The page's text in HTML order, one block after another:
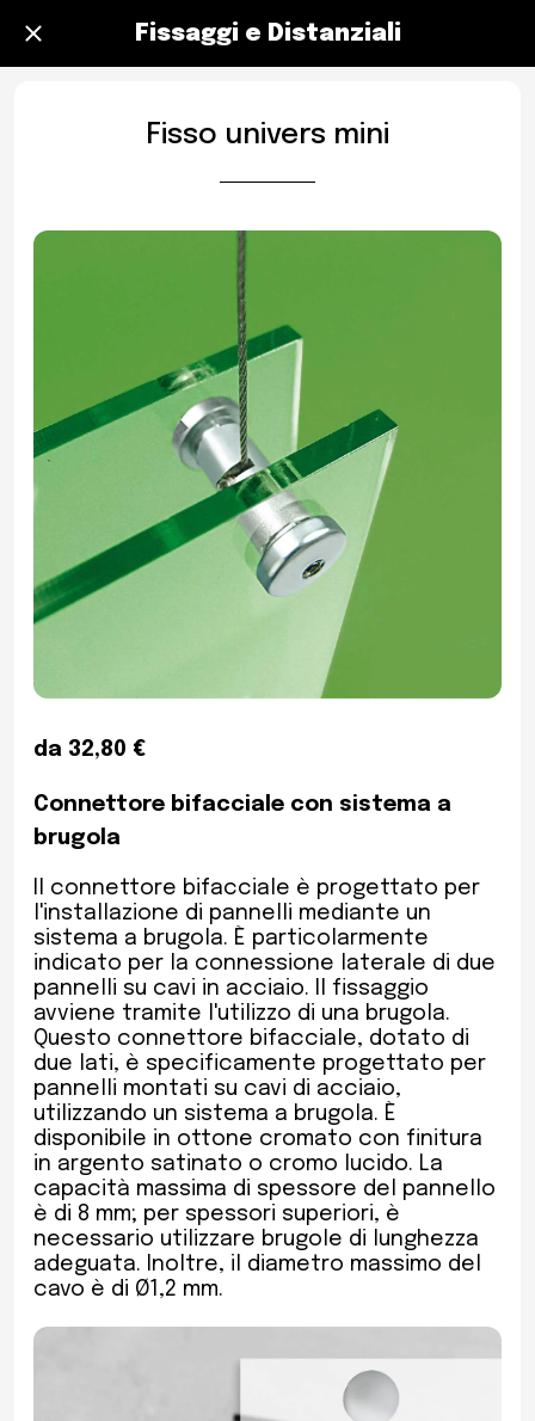
Fissaggi e Distanziali
Fisso univers mini
da 32,80 €
Connettore bifacciale con sistema a
brugola
Il connettore bifacciale è progettato per
l'installazione di pannelli mediante un
sistema a brugola. È particolarmente
indicato per la connessione laterale di due
pannelli su cavi in acciaio. Il fissaggio
avviene tramite l'utilizzo di una brugola.
Questo connettore bifacciale, dotato di
due lati, è specificamente progettato per
pannelli montati su cavi di acciaio,
utilizzando un sistema a brugola. È
disponibile in ottone cromato con finitura
in argento satinato o cromo lucido. La
capacità massima di spessore del pannello
è di 8 mm; per spessori superiori, è
necessario utilizzare brugole di lunghezza
adeguata. Inoltre, il diametro massimo del
cavo è di Ø1,2 mm.